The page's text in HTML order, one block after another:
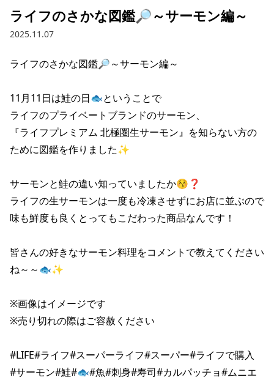
ライフのさかな図鑑🔎～サーモン編～
2025.11.07
ライフのさかな図鑑🔎～サーモン編～
11月11日は鮭の日🐟ということで
ライフのプライベートブランドのサーモン、
『ライフプレミアム 北極圏生サーモン』を知らない方の
ために図鑑を作りました✨
サーモンと鮭の違い知っていましたか😚❓
ライフの生サーモンは一度も冷凍させずにお店に並ぶので
味も鮮度も良くとってもこだわった商品なんです！
皆さんの好きなサーモン料理をコメントで教えてください
ね～～🐟✨
※画像はイメージです
※売り切れの際はご容赦ください
#LIFE#ライフ#スーパーライフ#スーパー#ライフで購入
#サーモン#鮭#🐟#魚#刺身#寿司#カルパッチョ#ムニエ